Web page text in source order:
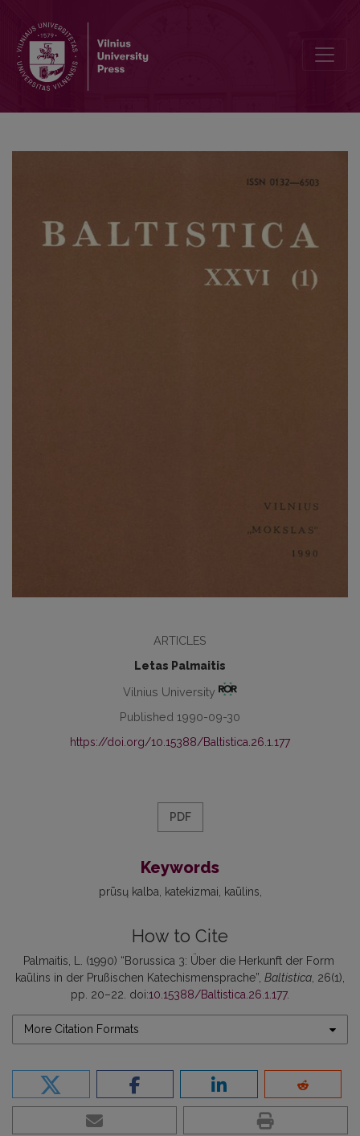
ARTICLES
Letas Palmaitis
Vilnius University
Published 1990-09-30
https://doi.org/10.15388/Baltistica.26.1.177
PDF
Keywords
prūsų kalba katekizmai kaūlins
How to Cite
Palmaitis, L. (1990) “Borussica 3: Über die Herkunft der Form
kaūlins in der Prußischen Katechismensprache”, Baltistica, 26(1),
pp. 20–22. doi:10.15388/Baltistica.26.1.177.
More Citation Formats